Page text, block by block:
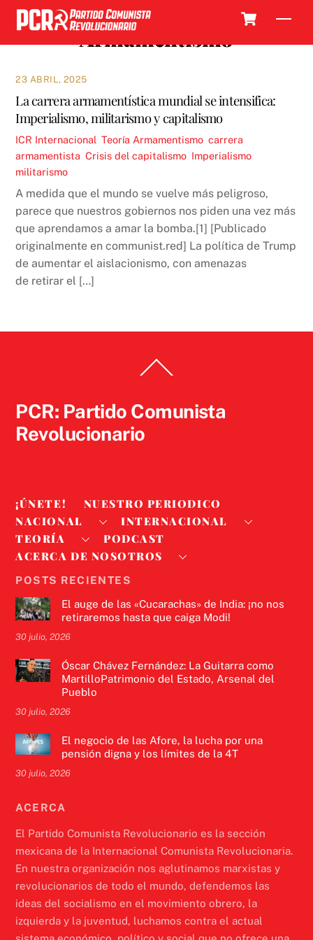
Skip
content
Armamentismo
23 ABRIL, 2025
La carrera armamentística mundial se intensifica:
Imperialismo, militarismo y capitalismo
ICR Internacional ,Teoría Armamentismo ,carrera
armamentista ,Crisis del capitalismo Imperialismo
militarismo
A medida que el mundo se vuelve más peligroso,
parece que nuestros gobiernos nos piden una vez más
que aprendamos a amar la bomba.[1] [Publicado
originalmente en communist.red] La política de Trump
de aumentar el aislacionismo, con amenazas
de retirar el […]
To
PCR: Partido Comunista
Revolucionario
¡ÚNETE!
NUESTRO PERIODICO
NACIONAL
INTERNACIONAL
TEORÍA
PODCAST
ACERCA DE NOSOTROS
POSTS RECIENTES
El auge de las «Cucarachas» de India: ¡no nos
retiraremos hasta que caiga Modi!
30 julio, 2026
Óscar Chávez Fernández: La Guitarra como
MartilloPatrimonio del Estado, Arsenal del
Pueblo
30 julio, 2026
El negocio de las Afore, la lucha por una
pensión digna y los límites de la 4T
30 julio, 2026
ACERCA
El Partido Comunista Revolucionario es la sección
mexicana de la Internacional Comunista Revolucionaria.
En nuestra organización nos aglutinamos marxistas y
revolucionarios de todo el mundo, defendemos las
ideas del socialismo en el movimiento obrero, la
izquierda y la juventud, luchamos contra el actual